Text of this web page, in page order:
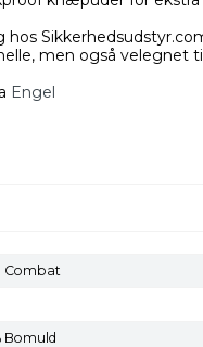
hos
men også velegnet
Engel
Combat
Bomuld